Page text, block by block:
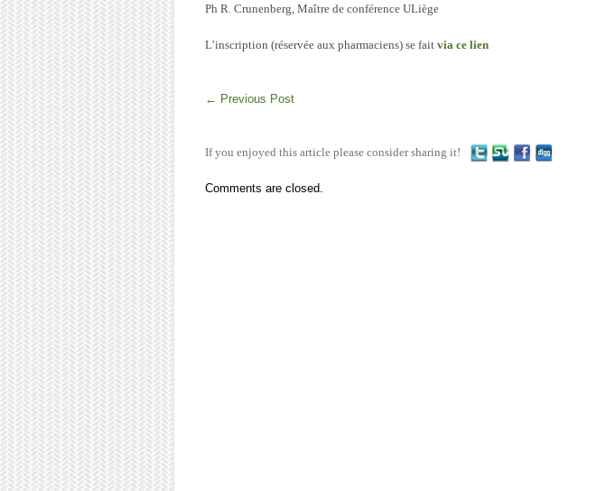
Ph R. Crunenberg, Maître de conférence ULiège
L’inscription (réservée aux pharmaciens) se fait via ce lien
← Previous Post
If you enjoyed this article please consider sharing it!
Comments are closed.